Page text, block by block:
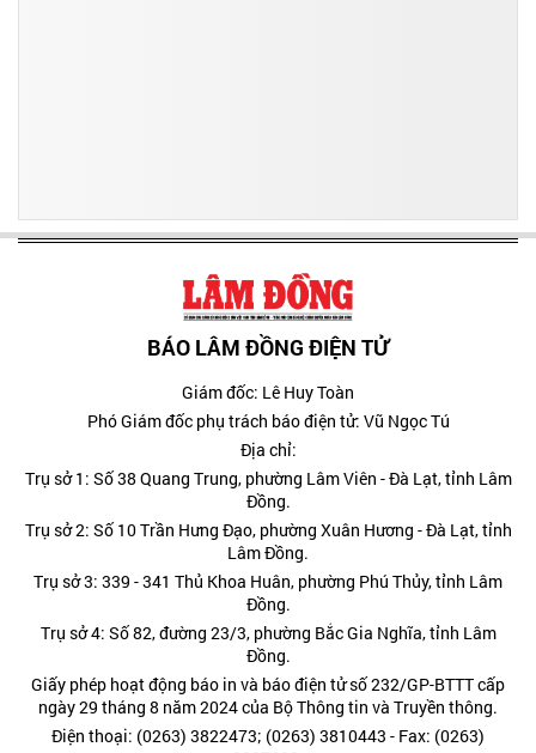
BÁO LÂM ĐỒNG ĐIỆN TỬ
Giám đốc: Lê Huy Toàn
Phó Giám đốc phụ trách báo điện tử: Vũ Ngọc Tú
Địa chỉ:
Trụ sở 1: Số 38 Quang Trung, phường Lâm Viên - Đà Lạt, tỉnh Lâm
Đồng.
Trụ sở 2: Số 10 Trần Hưng Đạo, phường Xuân Hương - Đà Lạt, tỉnh
Lâm Đồng.
Trụ sở 3: 339 - 341 Thủ Khoa Huân, phường Phú Thủy, tỉnh Lâm
Đồng.
Trụ sở 4: Số 82, đường 23/3, phường Bắc Gia Nghĩa, tỉnh Lâm
Đồng.
Giấy phép hoạt động báo in và báo điện tử số 232/GP-BTTT cấp
ngày 29 tháng 8 năm 2024 của Bộ Thông tin và Truyền thông.
Điện thoại: (0263) 3822473; (0263) 3810443 - Fax: (0263)